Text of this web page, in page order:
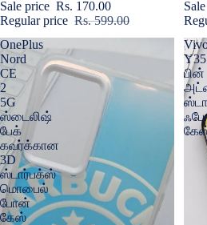
Sale price Rs. 170.00
Regular price Rs. 599.00
OnePlus
Nord
CE
2
5G
ஸ்டைலிஷ்
பேக்
கவர்க்கான
3D
ஸ்டார்பக்ஸ்
மொபைல்
போன்
கேஸ்
Y35
பின்